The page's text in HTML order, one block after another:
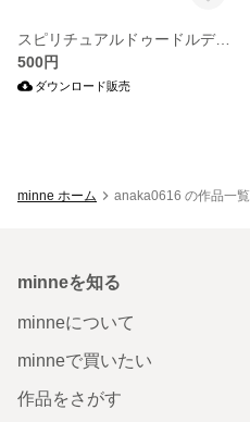
スピリチュアルドゥードルデザイン
500円
ダウンロード販売
minne ホーム anaka0616 の作品一覧
minneを知る
minneについて
minneで買いたい
作品をさがす